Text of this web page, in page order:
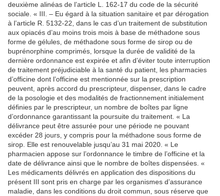
deuxième alinéas de l’article L. 162-17 du code de la sécurité
sociale. « III. – Eu égard à la situation sanitaire et par dérogation
à l’article R. 5132-22, dans le cas d’un traitement de substitution
aux opiacés d’au moins trois mois à base de méthadone sous
forme de gélules, de méthadone sous forme de sirop ou de
buprénorphine comprimés, lorsque la durée de validité de la
dernière ordonnance est expirée et afin d’éviter toute interruption
de traitement préjudiciable à la santé du patient, les pharmacies
d’officine dont l’officine est mentionnée sur la prescription
peuvent, après accord du prescripteur, dispenser, dans le cadre
de la posologie et des modalités de fractionnement initialement
définies par le prescripteur, un nombre de boîtes par ligne
d’ordonnance garantissant la poursuite du traitement. « La
délivrance peut être assurée pour une période ne pouvant
excéder 28 jours, y compris pour la méthadone sous forme de
sirop. Elle est renouvelable jusqu’au 31 mai 2020. « Le
pharmacien appose sur l’ordonnance le timbre de l’officine et la
date de délivrance ainsi que le nombre de boîtes dispensées. «
Les médicaments délivrés en application des dispositions du
présent III sont pris en charge par les organismes d’assurance
maladie, dans les conditions du droit commun, sous réserve que